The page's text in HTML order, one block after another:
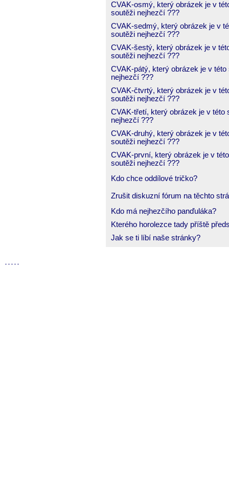
CVAK-osmý, který obrázek je v
soutěži nejhezčí ???
CVAK-sedmý, který obrázek je v
soutěži nejhezčí ???
CVAK-šestý, který obrázek je v
soutěži nejhezčí ???
CVAK-pátý, který obrázek je v této
nejhezčí ???
CVAK-čtvrtý, který obrázek je v
soutěži nejhezčí ???
CVAK-třetí, který obrázek je v této
nejhezčí ???
CVAK-druhý, který obrázek je v
soutěži nejhezčí ???
CVAK-první, který obrázek je v této
soutěži nejhezčí ???
Kdo chce oddílové tričko?
Zrušit diskuzní fórum na těchto
Kdo má nejhezčího panďuláka?
Kterého horolezce tady příště
Jak se ti líbí naše stránky?
- - - - -